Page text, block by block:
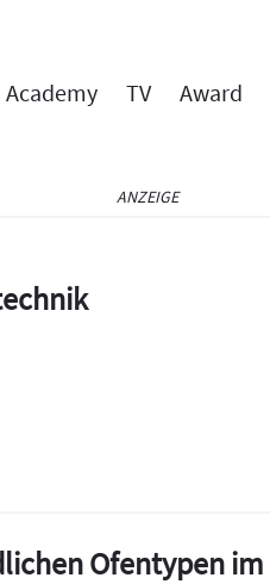
Academy TV Award
ANZEIGE
Ofentypen im